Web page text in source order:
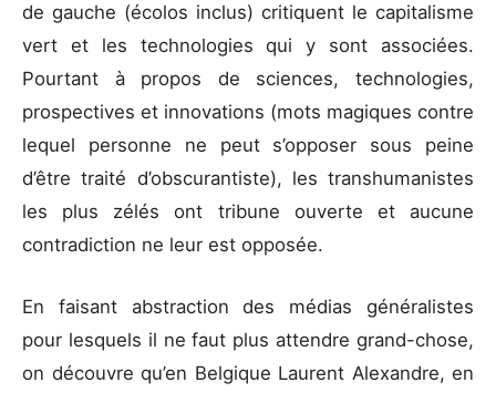
de gauche (écolos inclus) critiquent le capitalisme
vert et les technologies qui y sont associées.
Pourtant à propos de sciences, technologies,
prospectives et innovations (mots magiques contre
lequel personne ne peut s’opposer sous peine
d’être traité d’obscurantiste), les transhumanistes
les plus zélés ont tribune ouverte et aucune
contradiction ne leur est opposée.
En faisant abstraction des médias généralistes
pour lesquels il ne faut plus attendre grand-chose,
on découvre qu’en Belgique Laurent Alexandre, en